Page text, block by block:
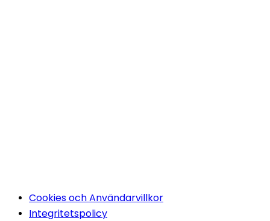
Cookies och Användarvillkor
Integritetspolicy